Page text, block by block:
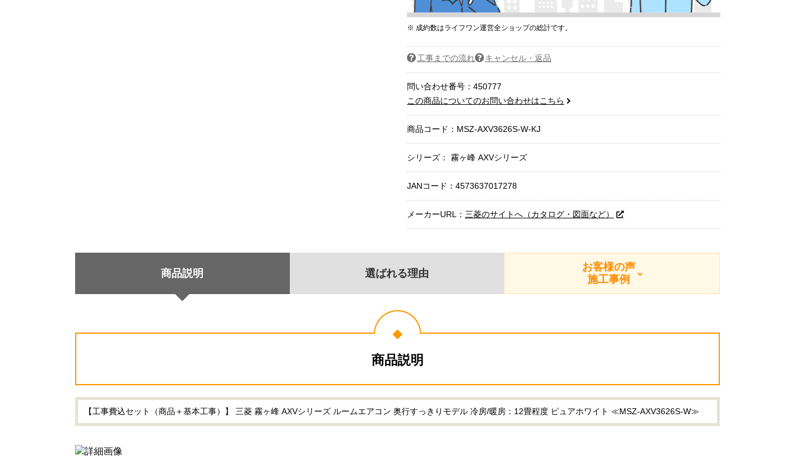
※ 成約数はライフワン運営全ショップの総計です。
工事までの流れ キャンセル・返品
問い合わせ番号：450777
この商品についてのお問い合わせはこちら
商品コード： MSZ-AXV3626S-W-KJ
シリーズ： 霧ヶ峰 AXVシリーズ
JANコード：4573637017278
メーカーURL： 三菱のサイトへ（カタログ・図面など）
商品説明 選ばれる理由
お客様の声
施工事例
商品説明
【工事費込セット（商品＋基本工事）】 三菱 霧ヶ峰 AXVシリーズ ルームエアコン 奥行すっきりモデル 冷房/暖房：12畳程度 ピュアホワイト ≪MSZ-AXV3626S-W≫